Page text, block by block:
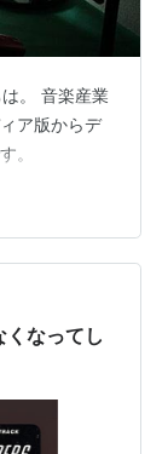
。 音楽産業
ア版からデ
。
くなってし